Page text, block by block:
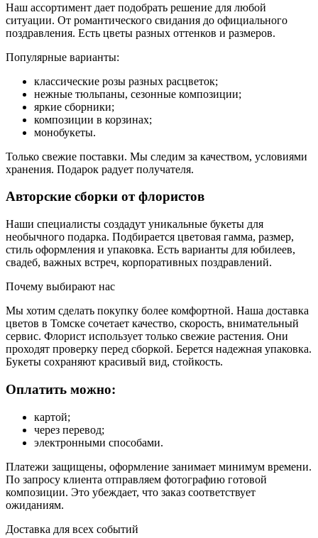
Наш ассортимент дает подобрать решение для любой
ситуации. От романтического свидания до официального
поздравления. Есть цветы разных оттенков и размеров.
Популярные варианты:
классические розы разных расцветок;
нежные тюльпаны, сезонные композиции;
яркие сборники;
композиции в корзинах;
монобукеты.
Только свежие поставки. Мы следим за качеством, условиями
хранения. Подарок радует получателя.
Авторские сборки от флористов
Наши специалисты создадут уникальные букеты для
необычного подарка. Подбирается цветовая гамма, размер,
стиль оформления и упаковка. Есть варианты для юбилеев,
свадеб, важных встреч, корпоративных поздравлений.
Почему выбирают нас
Мы хотим сделать покупку более комфортной. Наша доставка
цветов в Томске сочетает качество, скорость, внимательный
сервис. Флорист использует только свежие растения. Они
проходят проверку перед сборкой. Берется надежная упаковка.
Букеты сохраняют красивый вид, стойкость.
Оплатить можно:
картой;
через перевод;
электронными способами.
Платежи защищены, оформление занимает минимум времени.
По запросу клиента отправляем фотографию готовой
композиции. Это убеждает, что заказ соответствует
ожиданиям.
Доставка для всех событий